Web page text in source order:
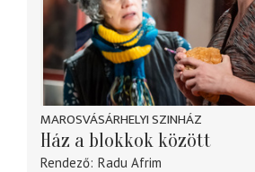
MAROSVÁSÁRHELYI SZINHÁZ
Ház a blokkok között
Rendező Radu Afrim